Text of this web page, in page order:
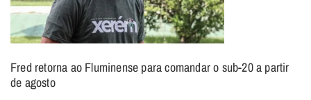
Fred retorna ao Fluminense para comandar o sub-20 a partir
de agosto